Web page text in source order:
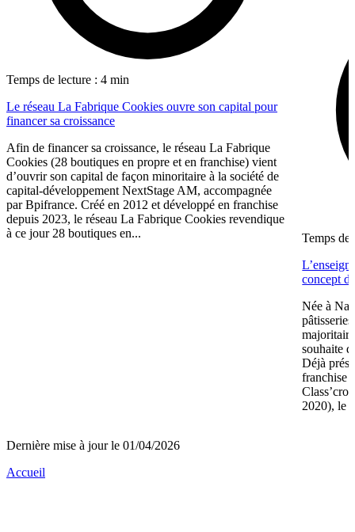
Temps de lecture : 4 min
Le réseau La Fabrique Cookies ouvre son capital pour
financer sa croissance
Afin de financer sa croissance, le réseau La Fabrique
Cookies (28 boutiques en propre et en franchise) vient
d’ouvrir son capital de façon minoritaire à la société de
capital-développement NextStage AM, accompagnée
par Bpifrance. Créé en 2012 et développé en franchise
depuis 2023, le réseau La Fabrique Cookies revendique
à ce jour 28 boutiques en...
Temps de
concept
Née à
souhaite
Déjà
franchise
2020), le
Dernière mise à jour le 01/04/2026
Accueil